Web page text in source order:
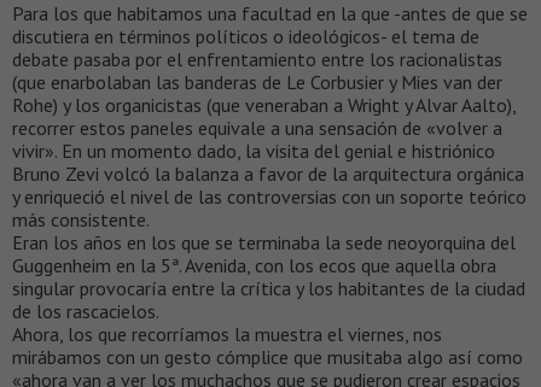
Para los que habitamos una facultad en la que -antes de que se
discutiera en términos políticos o ideológicos- el tema de
debate pasaba por el enfrentamiento entre los racionalistas
(que enarbolaban las banderas de Le Corbusier y Mies van der
Rohe) y los organicistas (que veneraban a Wright y Alvar Aalto),
recorrer estos paneles equivale a una sensación de «volver a
vivir». En un momento dado, la visita del genial e histriónico
Bruno Zevi volcó la balanza a favor de la arquitectura orgánica
y enriqueció el nivel de las controversias con un soporte teórico
más consistente.
Eran los años en los que se terminaba la sede neoyorquina del
Guggenheim en la 5ª. Avenida, con los ecos que aquella obra
singular provocaría entre la crítica y los habitantes de la ciudad
de los rascacielos.
Ahora, los que recorríamos la muestra el viernes, nos
mirábamos con un gesto cómplice que musitaba algo así como
«ahora van a ver los muchachos que se pudieron crear espacios